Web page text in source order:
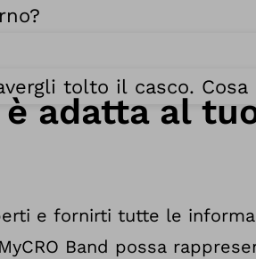
tolto il casco. Cosa
è adatta al
e fornirti tutte le
Band possa